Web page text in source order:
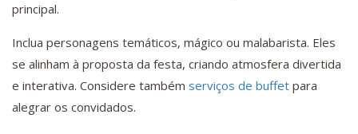
principal.
Inclua personagens temáticos, mágico ou malabarista. Eles
se alinham à proposta da festa, criando atmosfera divertida
e interativa. Considere também serviços de buffet para
alegrar os convidados.